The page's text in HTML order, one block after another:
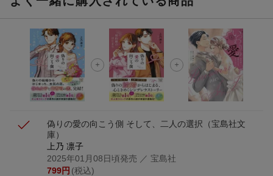
エントリー＆3,000円以上購入で無料データSIM（3GB/月プ
ラン）が当たる！
楽天モバイル紹介キャンペーンの拡散で300円OFFクーポン
進呈
偽りの愛の向こう側 そして、二人の選択 （宝島社文
庫）
上乃 凛子
2025年01月08日頃発売 ／ 宝島社
799円 (税込)